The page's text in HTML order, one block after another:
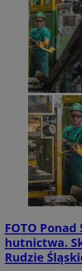
FOTO Ponad
hutnictwa.
Rudzie